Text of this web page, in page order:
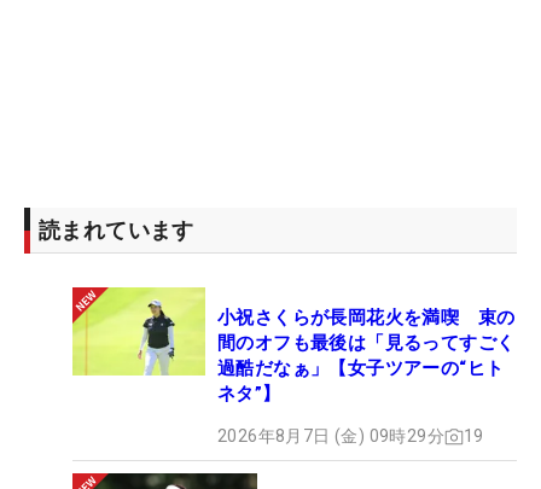
読まれています
小祝さくらが長岡花火を満喫 束の
間のオフも最後は「見るってすごく
過酷だなぁ」【女子ツアーの“ヒト
ネタ”】
2026年8月7日 (金) 09時29分 19